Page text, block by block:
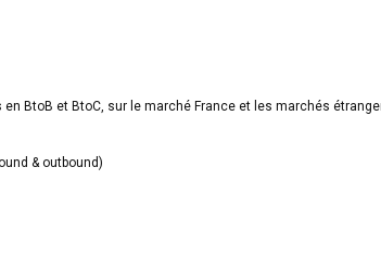
BtoB et BtoC, sur le marché France et les marchés
& outbound)